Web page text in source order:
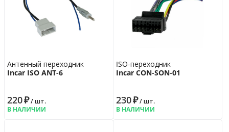
Антенный переходник
Incar ISO ANT-6
220₽/ шт.
В НАЛИЧИИ
ISO-переходник
Incar CON-SON-01
230₽/ шт.
В НАЛИЧИИ